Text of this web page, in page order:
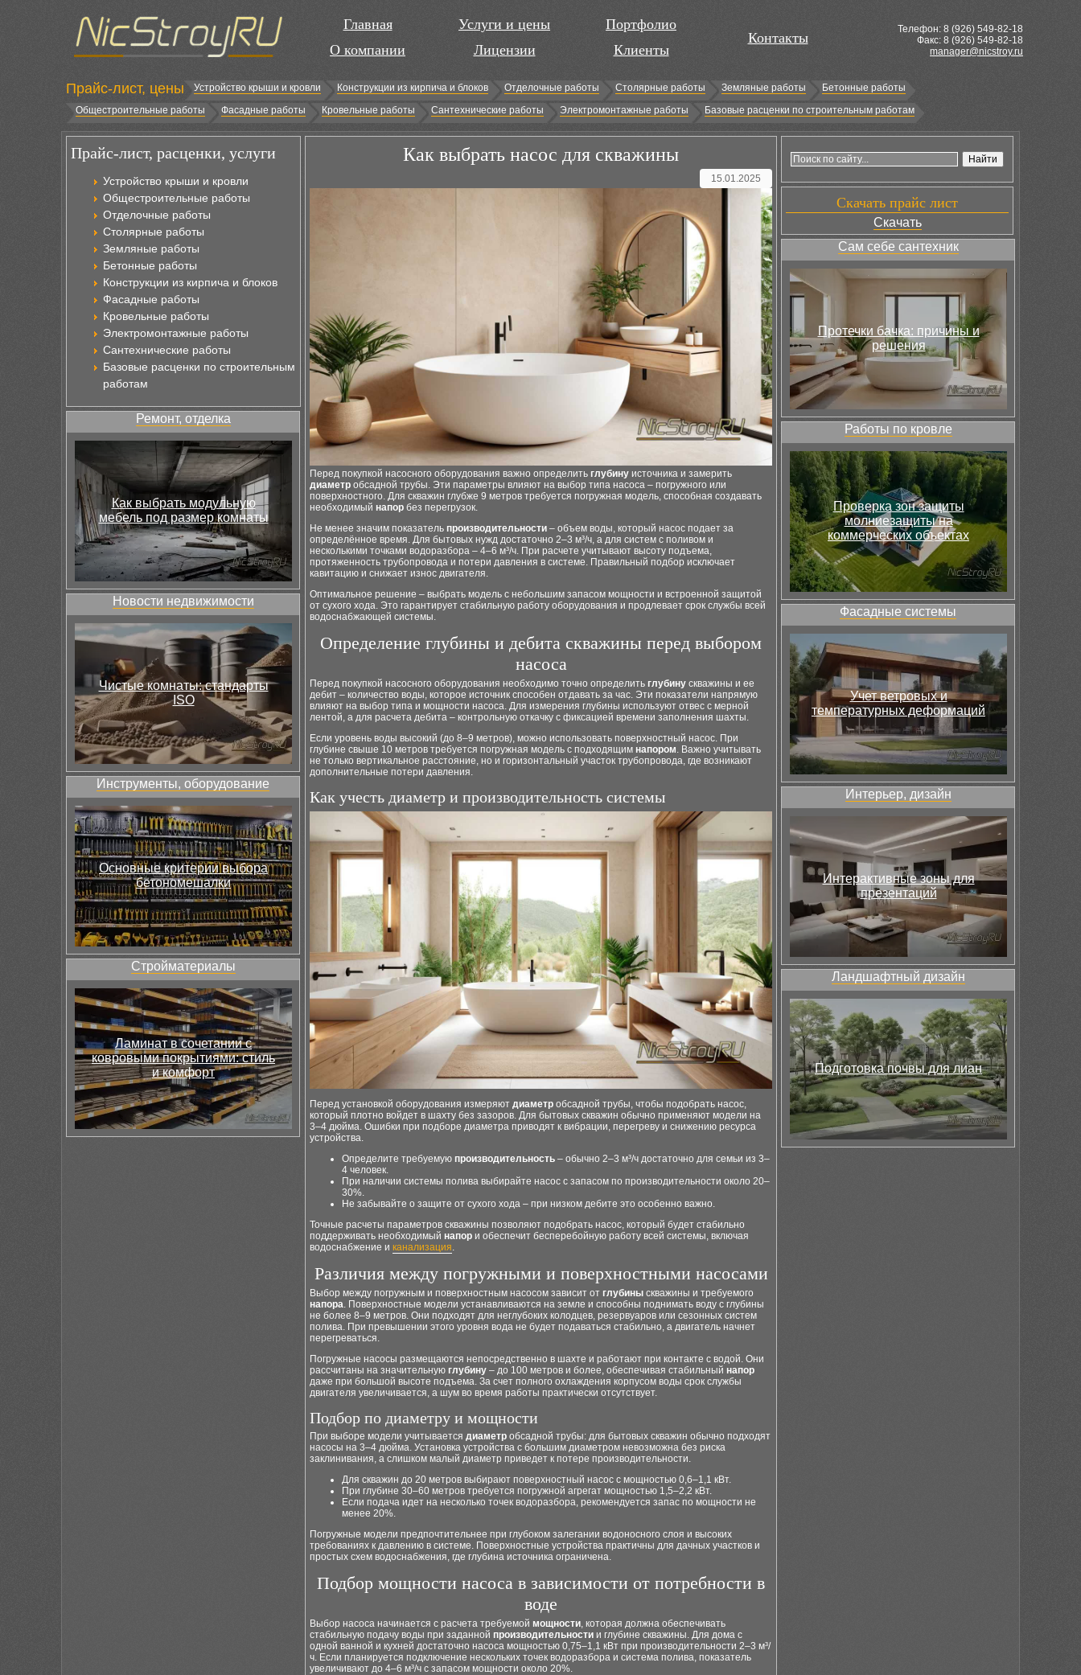
Главная
О компании
Услуги и цены
Лицензии
Портфолио
Клиенты
Контакты
Телефон: 8 (926) 549-82-18
Факс: 8 (926) 549-82-18
manager@nicstroy.ru
Прайс-лист, цены Устройство крыши и кровли Конструкции из кирпича и блоков Отделочные работы Столярные работы Земляные работы
Бетонные работы
Общестроительные работы
Фасадные работы Кровельные работы Сантехнические работы Электромонтажные работы Базовые расценки по строительным работам
Прайс-лист, расценки, услуги
Устройство крыши и кровли
Общестроительные работы
Отделочные работы
Столярные работы
Земляные работы
Бетонные работы
Конструкции из кирпича и блоков
Фасадные работы
Кровельные работы
Электромонтажные работы
Сантехнические работы
Базовые расценки по строительным
работам
Ремонт, отделка
Как выбрать модульную
мебель под размер комнаты
Новости недвижимости
Чистые комнаты: стандарты
ISO
Инструменты, оборудование
Основные критерии выбора
бетономешалки
Стройматериалы
Ламинат в сочетании с
ковровыми покрытиями: стиль
и комфорт
Как выбрать насос для скважины
15.01.2025
Перед покупкой насосного оборудования важно определить глубину источника и замерить
диаметр обсадной трубы. Эти параметры влияют на выбор типа насоса – погружного или
поверхностного. Для скважин глубже 9 метров требуется погружная модель, способная создавать
необходимый напор без перегрузок.
Не менее значим показатель производительности – объем воды, который насос подает за
определённое время. Для бытовых нужд достаточно 2–3 м³/ч, а для систем с поливом и
несколькими точками водоразбора – 4–6 м³/ч. При расчете учитывают высоту подъема,
протяженность трубопровода и потери давления в системе. Правильный подбор исключает
кавитацию и снижает износ двигателя.
Оптимальное решение – выбрать модель с небольшим запасом мощности и встроенной защитой
от сухого хода. Это гарантирует стабильную работу оборудования и продлевает срок службы всей
водоснабжающей системы.
Определение глубины и дебита скважины перед выбором
насоса
Перед покупкой насосного оборудования необходимо точно определить глубину скважины и ее
дебит – количество воды, которое источник способен отдавать за час. Эти показатели напрямую
влияют на выбор типа и мощности насоса. Для измерения глубины используют отвес с мерной
лентой, а для расчета дебита – контрольную откачку с фиксацией времени заполнения шахты.
Если уровень воды высокий (до 8–9 метров), можно использовать поверхностный насос. При
глубине свыше 10 метров требуется погружная модель с подходящим напором. Важно учитывать
не только вертикальное расстояние, но и горизонтальный участок трубопровода, где возникают
дополнительные потери давления.
Как учесть диаметр и производительность системы
Перед установкой оборудования измеряют диаметр обсадной трубы, чтобы подобрать насос,
который плотно войдет в шахту без зазоров. Для бытовых скважин обычно применяют модели на
3–4 дюйма. Ошибки при подборе диаметра приводят к вибрации, перегреву и снижению ресурса
устройства.
Определите требуемую производительность – обычно 2–3 м³/ч достаточно для семьи из 3–
4 человек.
При наличии системы полива выбирайте насос с запасом по производительности около 20–
30%.
Не забывайте о защите от сухого хода – при низком дебите это особенно важно.
Точные расчеты параметров скважины позволяют подобрать насос, который будет стабильно
поддерживать необходимый напор и обеспечит бесперебойную работу всей системы, включая
водоснабжение и канализация.
Различия между погружными и поверхностными насосами
Выбор между погружным и поверхностным насосом зависит от глубины скважины и требуемого
напора. Поверхностные модели устанавливаются на земле и способны поднимать воду с глубины
не более 8–9 метров. Они подходят для неглубоких колодцев, резервуаров или сезонных систем
полива. При превышении этого уровня вода не будет подаваться стабильно, а двигатель начнет
перегреваться.
Погружные насосы размещаются непосредственно в шахте и работают при контакте с водой. Они
рассчитаны на значительную глубину – до 100 метров и более, обеспечивая стабильный напор
даже при большой высоте подъема. За счет полного охлаждения корпусом воды срок службы
двигателя увеличивается, а шум во время работы практически отсутствует.
Подбор по диаметру и мощности
При выборе модели учитывается диаметр обсадной трубы: для бытовых скважин обычно подходят
насосы на 3–4 дюйма. Установка устройства с большим диаметром невозможна без риска
заклинивания, а слишком малый диаметр приведет к потере производительности.
Для скважин до 20 метров выбирают поверхностный насос с мощностью 0,6–1,1 кВт.
При глубине 30–60 метров требуется погружной агрегат мощностью 1,5–2,2 кВт.
Если подача идет на несколько точек водоразбора, рекомендуется запас по мощности не
менее 20%.
Погружные модели предпочтительнее при глубоком залегании водоносного слоя и высоких
требованиях к давлению в системе. Поверхностные устройства практичны для дачных участков и
простых схем водоснабжения, где глубина источника ограничена.
Подбор мощности насоса в зависимости от потребности в
воде
Выбор насоса начинается с расчета требуемой мощности, которая должна обеспечивать
стабильную подачу воды при заданной производительности и глубине скважины. Для дома с
одной ванной и кухней достаточно насоса мощностью 0,75–1,1 кВт при производительности 2–3 м³/
ч. Если планируется подключение нескольких точек водоразбора и система полива, показатель
увеличивают до 4–6 м³/ч с запасом мощности около 20%.
Скачать прайс лист
Скачать
Сам себе сантехник
Протечки бачка: причины и
решения
Работы по кровле
Проверка зон защиты
молниезащиты на
коммерческих объектах
Фасадные системы
Учет ветровых и
температурных деформаций
Интерьер, дизайн
Интерактивные зоны для
презентаций
Ландшафтный дизайн
Подготовка почвы для лиан